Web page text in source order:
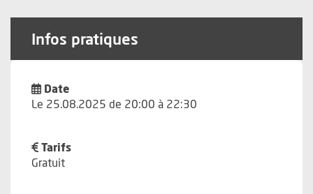
Infos pratiques
Date
Le 25.08.2025 de 20:00 à 22:30
Tarifs
Gratuit